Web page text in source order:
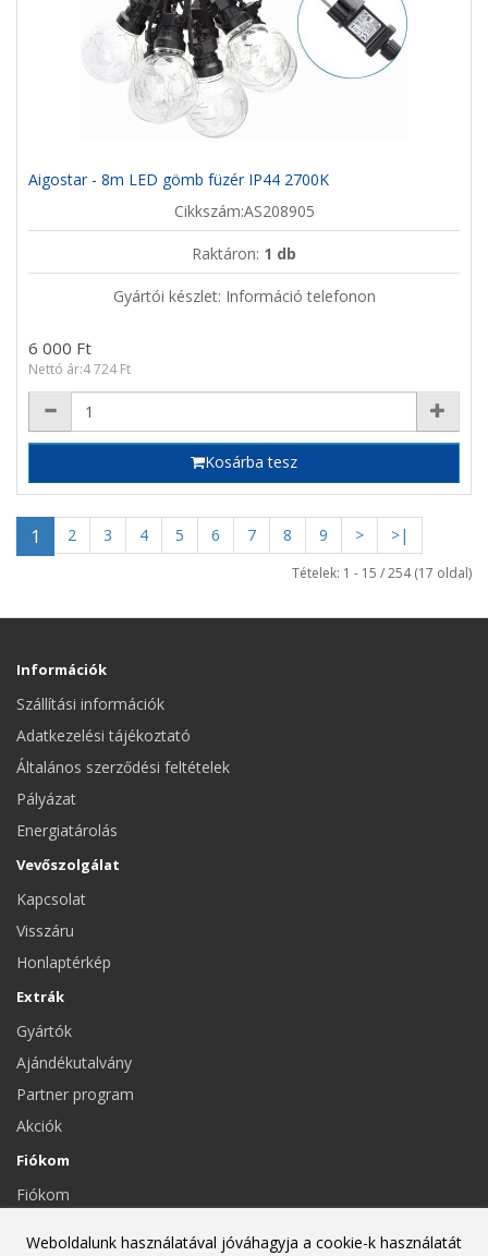
Aigostar - 8m LED gömb füzér IP44 2700K
Cikkszám:AS208905
Raktáron: 1 db
Gyártói készlet: Információ telefonon
6 000 Ft
Nettó ár:4 724 Ft
Kosárba tesz
1 2 3 4 5 6 7 8 9 > >|
Tételek: 1 - 15 / 254 (17 oldal)
Weboldalunk használatával jóváhagyja a cookie-k használatát
Információk
Szállítási információk
Adatkezelési tájékoztató
Általános szerződési feltételek
Pályázat
Energiatárolás
Vevőszolgálat
Kapcsolat
Visszáru
Honlaptérkép
Extrák
Gyártók
Ajándékutalvány
Partner program
Akciók
Fiókom
Fiókom